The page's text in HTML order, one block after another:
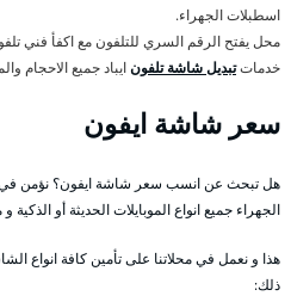
اسطبلات الجهراء.
محل يفتح الرقم السري للتلفون مع اكفأ فني
خدماتتبديل شاشة تلفونايباد جميع الاحجام
سعر شاشة ايفون
هل تبحث عن انسب سعر شاشة ايفون؟ نؤمن في
الجهراء جميع انواع الموبايلات الحديثة أو
هذا و نعمل في محلاتنا على تأمين كافة انواع
ذلك: